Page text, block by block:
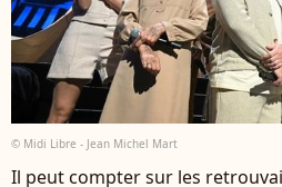
© Midi Libre - Jean Michel Mart
Il peut compter sur les